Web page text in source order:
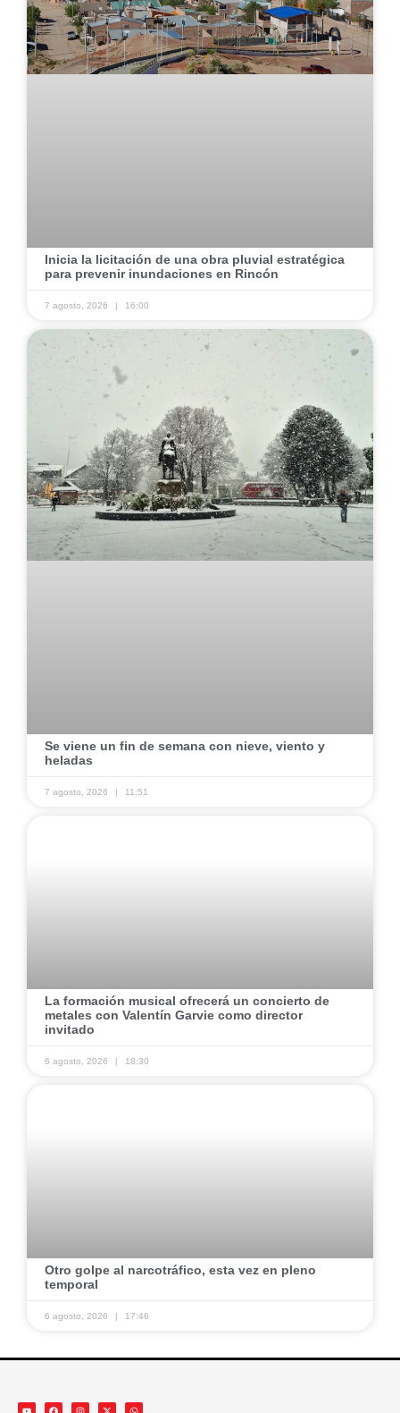
​Inicia la licitación de una obra pluvial estratégica
para prevenir inundaciones en Rincón ​
7 agosto, 2026 16:00
​Se viene un fin de semana con nieve, viento y
heladas ​
7 agosto, 2026 11:51
​La formación musical ofrecerá un concierto de
metales con Valentín Garvie como director
invitado ​
6 agosto, 2026 18:30
​Otro golpe al narcotráfico, esta vez en pleno
temporal ​
6 agosto, 2026 17:46